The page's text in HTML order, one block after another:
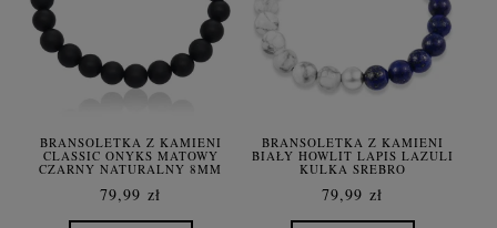
BRANSOLETKA Z KAMIENI
CLASSIC ONYKS MATOWY
CZARNY NATURALNY 8MM
79,99 zł
BRANSOLETKA Z KAMIENI
BIAŁY HOWLIT LAPIS LAZULI
KULKA SREBRO
79,99 zł